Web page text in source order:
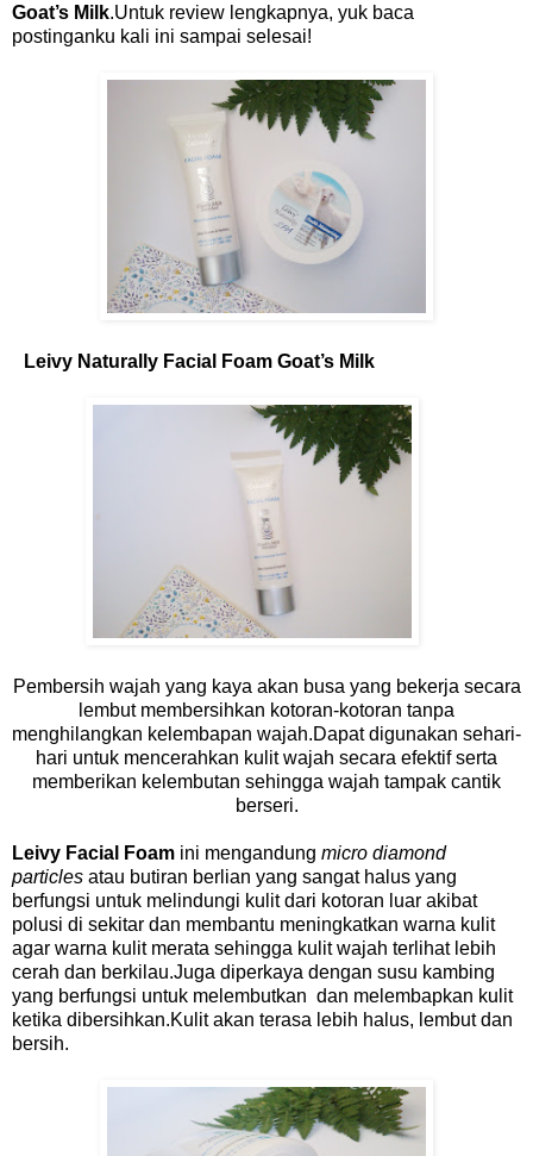
Goat’s Milk.Untuk review lengkapnya, yuk baca
postinganku kali ini sampai selesai!
Leivy Naturally Facial Foam Goat’s Milk
Pembersih wajah yang kaya akan busa yang bekerja secara
lembut membersihkan kotoran-kotoran tanpa
menghilangkan kelembapan wajah.Dapat digunakan sehari-
hari untuk mencerahkan kulit wajah secara efektif serta
memberikan kelembutan sehingga wajah tampak cantik
berseri.
Leivy Facial Foam ini mengandung micro diamond
particles atau butiran berlian yang sangat halus yang
berfungsi untuk melindungi kulit dari kotoran luar akibat
polusi di sekitar dan membantu meningkatkan warna kulit
agar warna kulit merata sehingga kulit wajah terlihat lebih
cerah dan berkilau.Juga diperkaya dengan susu kambing
yang berfungsi untuk melembutkan dan melembapkan kulit
ketika dibersihkan.Kulit akan terasa lebih halus, lembut dan
bersih.